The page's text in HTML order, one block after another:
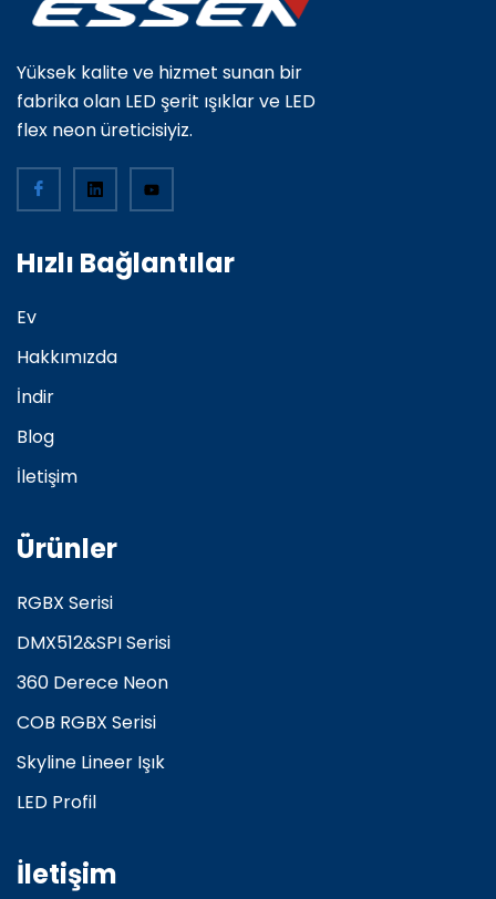
Yüksek kalite ve hizmet sunan bir
fabrika olan LED şerit ışıklar ve LED
flex neon üreticisiyiz.
Hızlı Bağlantılar
Ev
Hakkımızda
İndir
Blog
İletişim
Ürünler
RGBX Serisi
DMX512&SPI Serisi
360 Derece Neon
COB RGBX Serisi
Skyline Lineer Işık
LED Profil
İletişim